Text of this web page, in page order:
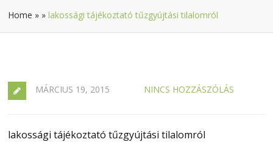
Home » »lakossági tájékoztató tűzgyújtási tilalomról
MÁRCIUS 19, 2015 NINCS HOZZÁSZÓLÁS
lakossági tájékoztató tűzgyújtási tilalomról